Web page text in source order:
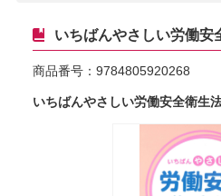
いちばんやさしい労働
商品番号： 9784805920268
いちばんやさしい労働安全衛生